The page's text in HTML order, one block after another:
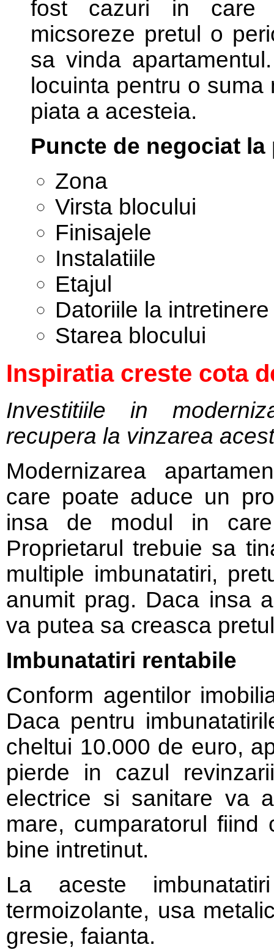
fost cazuri in care
micsoreze pretul o
sa vinda
locuinta pentru o
piata a acesteia.
Puncte de negociat la
Zona
Virsta blocului
Finisajele
Instalatiile
Etajul
Datoriile la intretinere
Starea blocului
Inspiratia creste cota
Investitiile in
recupera la vinzarea
Modernizarea
care poate aduce un
insa de modul in care
Proprietarul trebuie sa
multiple imbunatatiri,
anumit prag. Daca insa
va putea sa creasca
Imbunatatiri rentabile
Conform agentilor
Daca pentru
cheltui 10.000 de euro,
pierde in cazul
electrice si sanitare va
mare, cumparatorul
bine intretinut.
La aceste
termoizolante, usa
gresie, faianta.